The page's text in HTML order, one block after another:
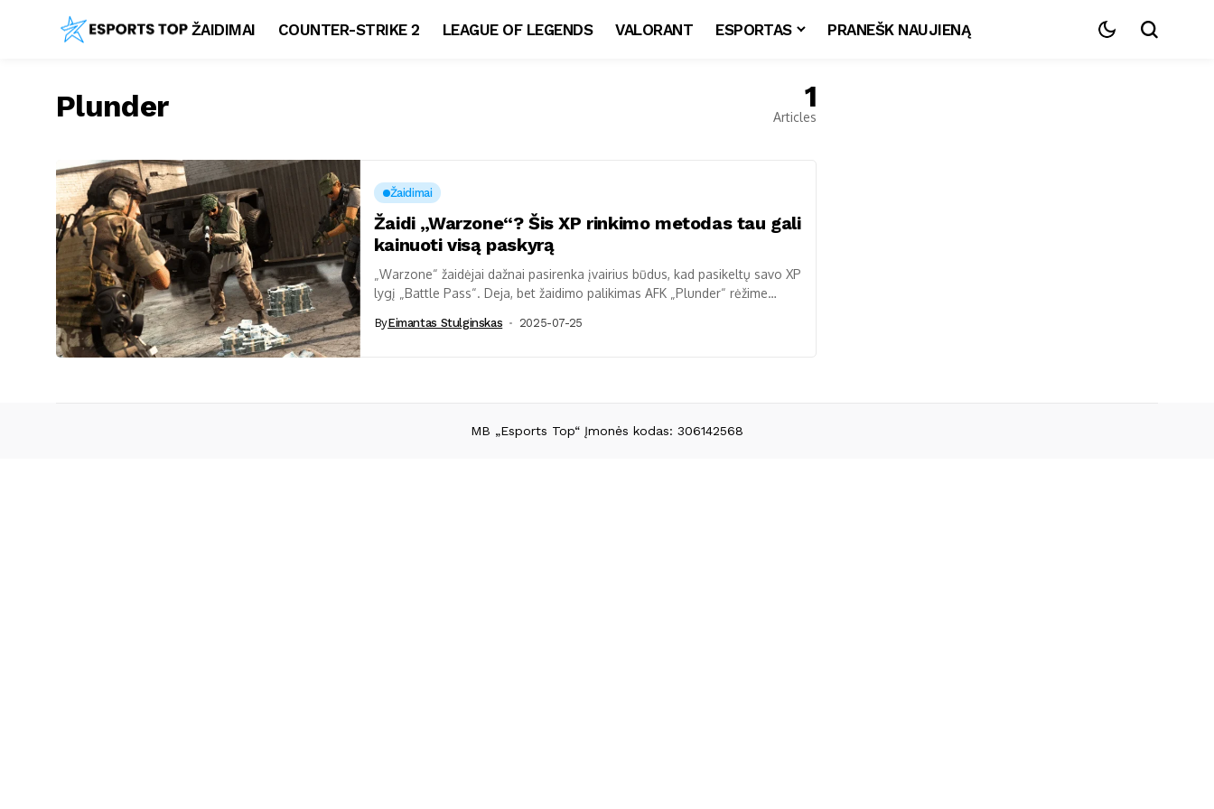
ŽAIDIMAI COUNTER-STRIKE 2 LEAGUE OF LEGENDS VALORANT ESPORTAS PRANEŠK NAUJIENĄ
Plunder 1
Articles
Žaidimai
Žaidi „Warzone“? Šis XP rinkimo metodas tau gali
kainuoti visą paskyrą
„Warzone“ žaidėjai dažnai pasirenka įvairius būdus, kad pasikeltų savo XP
lygį „Battle Pass“. Deja, bet žaidimo palikimas AFK „Plunder“ rėžime
ByEimantas Stulginskas 2025-07-25
MB „Esports Top“ Įmonės kodas: 306142568